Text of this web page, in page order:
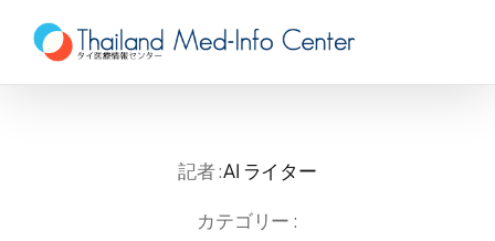
content
記者 :AI ライター
カテゴリー :